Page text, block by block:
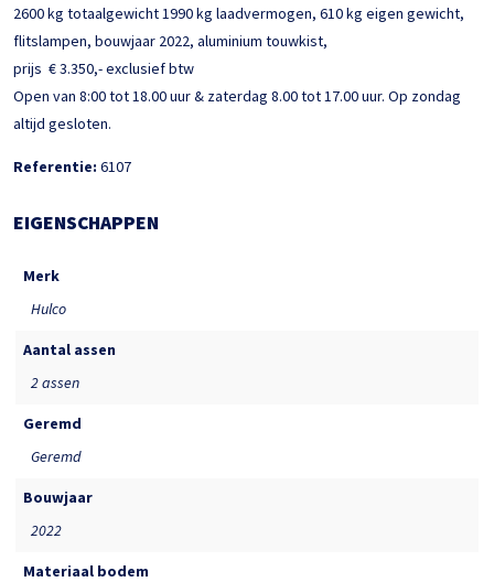
2600 kg totaalgewicht 1990 kg laadvermogen, 610 kg eigen gewicht,
flitslampen, bouwjaar 2022, aluminium touwkist,
prijs € 3.350,- exclusief btw
Open van 8:00 tot 18.00 uur & zaterdag 8.00 tot 17.00 uur. Op zondag
altijd gesloten.
Referentie: 6107
EIGENSCHAPPEN
Merk
Hulco
Aantal assen
2 assen
Geremd
Geremd
Bouwjaar
2022
Materiaal bodem